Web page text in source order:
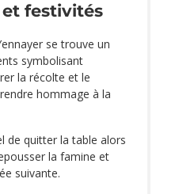
et festivités
se trouve un
symbolisant
la récolte et le
hommage à la
de quitter la table alors
la famine et
suivante.